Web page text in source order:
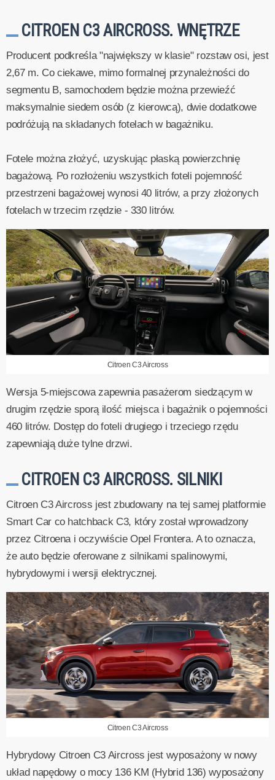
CITROEN C3 AIRCROSS. WNĘTRZE
Producent podkreśla "największy w klasie" rozstaw osi, jest
2,67 m. Co ciekawe, mimo formalnej przynależności do
segmentu B, samochodem będzie można przewieźć
maksymalnie siedem osób (z kierowcą), dwie dodatkowe
podróżują na składanych fotelach w bagażniku.
Fotele można złożyć, uzyskując płaską powierzchnię
bagażową. Po rozłożeniu wszystkich foteli pojemność
przestrzeni bagażowej wynosi 40 litrów, a przy złożonych
fotelach w trzecim rzędzie - 330 litrów.
Citroen C3 Aircross
Wersja 5-miejscowa zapewnia pasażerom siedzącym w
drugim rzędzie sporą ilość miejsca i bagażnik o pojemności
460 litrów. Dostęp do foteli drugiego i trzeciego rzędu
zapewniają duże tylne drzwi.
CITROEN C3 AIRCROSS. SILNIKI
Citroen C3 Aircross jest zbudowany na tej samej platformie
Smart Car co hatchback C3, który został wprowadzony
przez Citroena i oczywiście Opel Frontera. A to oznacza,
że auto będzie oferowane z silnikami spalinowymi,
hybrydowymi i wersji elektrycznej.
Citroen C3 Aircross
Hybrydowy Citroen C3 Aircross jest wyposażony w nowy
układ napędowy o mocy 136 KM (Hybrid 136) wyposażony